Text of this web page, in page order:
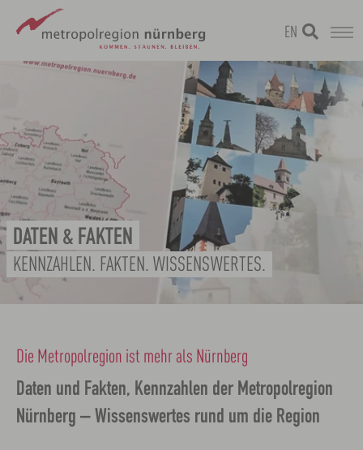
springen
metropolregion
EN
DATEN & FAKTEN
KENNZAHLEN. FAKTEN. WISSENSWERTES.
Daten und Fakten, Kennzahlen der Metropolregion
Nürnberg – Wissenswertes rund um die Region
Die Metropolregion ist mehr als Nürnberg